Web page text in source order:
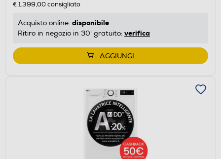
€ 1.399,00consigliato
Acquisto online: disponibile
Ritiro in negozio in 30' gratuito: verifica
AGGIUNGI